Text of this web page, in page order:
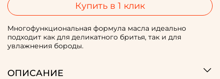
Купить в 1 клик
Многофункциональная формула масла идеально
подходит как для деликатного бритья, так и для
увлажнения бороды.
ОПИСАНИЕ